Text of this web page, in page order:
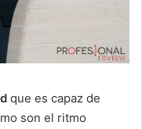
que es capaz de
son el ritmo